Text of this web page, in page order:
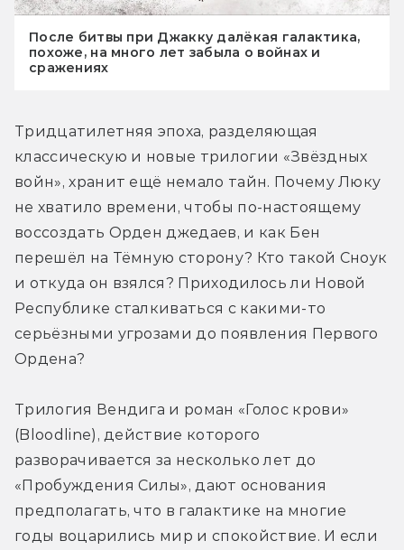
После битвы при Джакку далёкая галактика,
похоже, на много лет забыла о войнах и
сражениях
Тридцатилетняя эпоха, разделяющая
классическую и новые трилогии «Звёздных
войн», хранит ещё немало тайн. Почему Люку
не хватило времени, чтобы по-настоящему
воссоздать Орден джедаев, и как Бен
перешёл на Тёмную сторону? Кто такой Сноук
и откуда он взялся? Приходилось ли Новой
Республике сталкиваться с какими-то
серьёзными угрозами до появления Первого
Ордена?
Трилогия Вендига и роман «Голос крови»
(Bloodline), действие которого
разворачивается за несколько лет до
«Пробуждения Силы», дают основания
предполагать, что в галактике на многие
годы воцарились мир и спокойствие. И если